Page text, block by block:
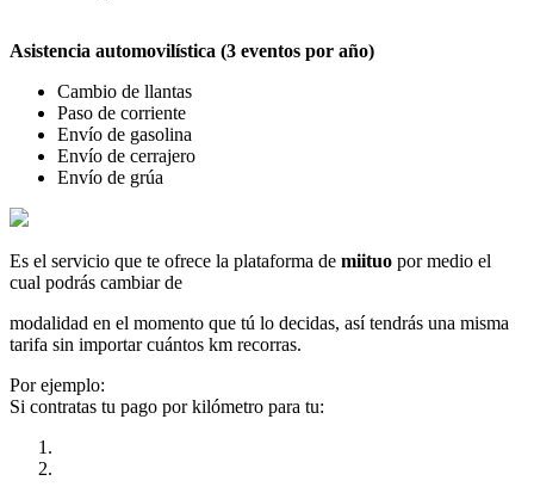
Asistencia automovilística (3 eventos por año)
Cambio de llantas
Paso de corriente
Envío de gasolina
Envío de cerrajero
Envío de grúa
Es el servicio que te ofrece la plataforma de miituo por medio el
cual podrás cambiar de
modalidad en el momento que tú lo decidas, así tendrás una misma
tarifa sin importar cuántos km recorras.
Por ejemplo:
Si contratas tu pago por kilómetro para tu: